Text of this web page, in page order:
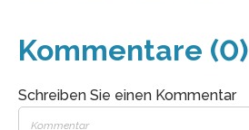
Kommentare (0)
Schreiben Sie einen Kommentar